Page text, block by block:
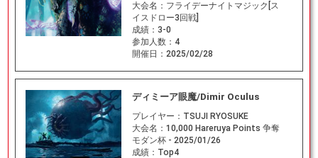
大会名： フライデーナイトマジック[ス
イスドロー3回戦]
成績： 3-0
参加人数： 4
開催日： 2025/02/28
ディミーア眼魔/Dimir Oculus
プレイヤー： TSUJI RYOSUKE
大会名： 10,000 Hareruya Points 争奪
モダン杯 - 2025/01/26
成績： Top4